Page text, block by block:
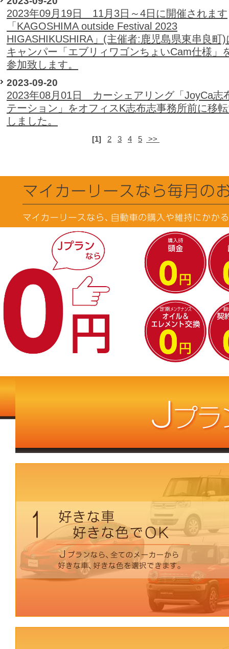
2023年09月19日 11月3日～4日に開催されます
「KAGOSHIMA outside Festival 2023
HIGASHIKUSHIRA」(主催者:鹿児島県東串良町)
キャンパー「エブリィワゴンちょいCam仕様」
参加致します。
2023-09-20
2023年08月01日 カーシェアリング「JoyCa志
テーション」をオフィスK志布志事務所前に移
しました。
[1] 2 3 4 5 >>